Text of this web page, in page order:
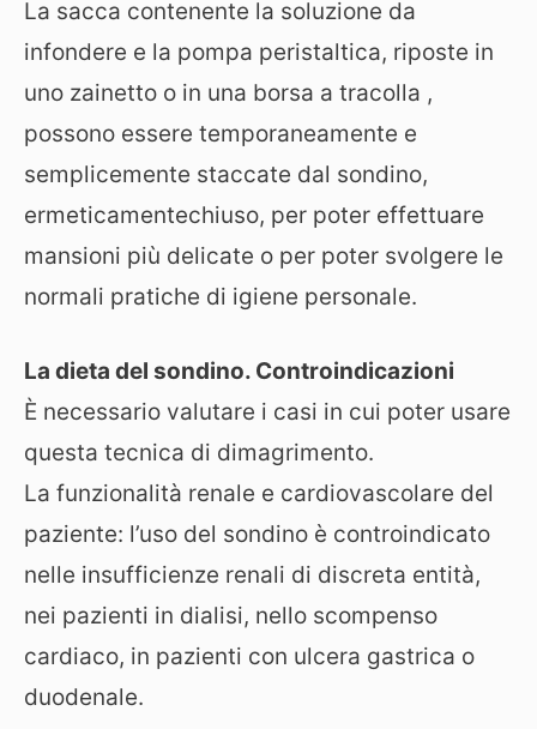
La sacca contenente la soluzione da
infondere e la pompa peristaltica, riposte in
uno zainetto o in una borsa a tracolla ,
possono essere temporaneamente e
semplicemente staccate dal sondino,
ermeticamentechiuso, per poter effettuare
mansioni più delicate o per poter svolgere le
normali pratiche di igiene personale.
La dieta del sondino. Controindicazioni
È necessario valutare i casi in cui poter usare
questa tecnica di dimagrimento.
La funzionalità renale e cardiovascolare del
paziente: l’uso del sondino è controindicato
nelle insufficienze renali di discreta entità,
nei pazienti in dialisi, nello scompenso
cardiaco, in pazienti con ulcera gastrica o
duodenale.